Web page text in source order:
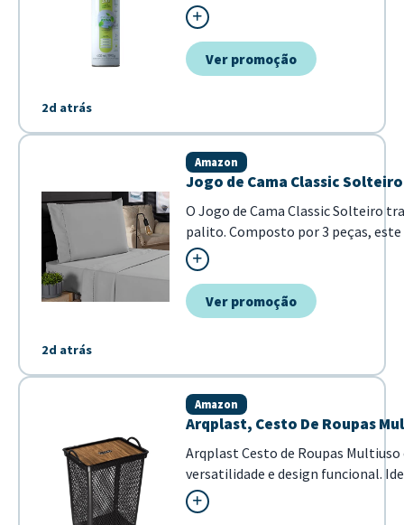
2d atrás
ambiente sempre fresco e
Ver promoção
2d atrás
Jogo de Cama Classic
Amazon
O Jogo de Cama Classic Solteiro
palito. Composto por 3 peças,
Confeccionado em percal d...
Ver promoção
Arqplast, Cesto De Roupas
Amazon
Arqplast Cesto de Roupas
versatilidade e design funcional.
espaços de trabalho, sua tampa
precisar dobrar...